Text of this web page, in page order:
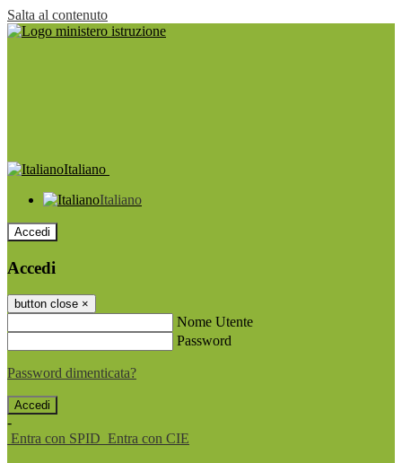
Salta al contenuto
Italiano
Italiano
Accedi
Accedi
button close ×
Nome Utente
Password
Password dimenticata?
-
Entra con SPID Entra con CIE